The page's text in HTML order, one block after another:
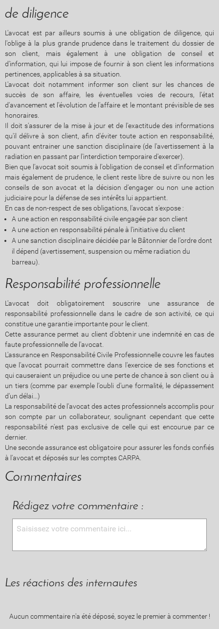
de diligence
L'avocat est par ailleurs soumis à une obligation de diligence, qui
l'oblige à la plus grande prudence dans le traitement du dossier de
son client, mais également à une obligation de conseil et
d'information, qui lui impose de fournir à son client les informations
pertinences, applicables à sa situation.
L'avocat doit notamment informer son client sur les chances de
succès de son affaire, les éventuelles voies de recours, l'état
d'avancement et l'évolution de l'affaire et le montant prévisible de ses
honoraires.
Il doit s'assurer de la mise à jour et de l'exactitude des informations
qu'il délivre à son client, afin d'éviter toute action en responsabilité,
pouvant entrainer une sanction disciplinaire (de l'avertissement à la
radiation en passant par l'interdiction temporaire d'exercer).
Bien que l'avocat soit soumis à l'obligation de conseil et d'information
mais également de prudence, le client reste libre de suivre ou non les
conseils de son avocat et la décision d'engager ou non une action
judiciaire pour la défense de ses intérêts lui appartient.
En cas de non-respect de ses obligations, l'avocat s'expose :
A une action en responsabilité civile engagée par son client
A une action en responsabilité pénale à l'initiative du client
A une sanction disciplinaire décidée par le Bâtonnier de l'ordre dont
il dépend (avertissement, suspension ou même radiation du
barreau).
Responsabilité professionnelle
L'avocat doit obligatoirement souscrire une assurance de
responsabilité professionnelle dans le cadre de son activité, ce qui
constitue une garantie importante pour le client.
Cette assurance permet au client d'obtenir une indemnité en cas de
faute professionnelle de l'avocat.
L'assurance en Responsabilité Civile Professionnelle couvre les fautes
que l'avocat pourrait commettre dans l'exercice de ses fonctions et
qui causeraient un préjudice ou une perte de chance à son client ou à
un tiers (comme par exemple l'oubli d'une formalité, le dépassement
d'un délai...)
La responsabilité de l'avocat des actes professionnels accomplis pour
son compte par un collaborateur, soulignant cependant que cette
responsabilité n'est pas exclusive de celle qui est encourue par ce
dernier.
Une seconde assurance est obligatoire pour assurer les fonds confiés
à l'avocat et déposés sur les comptes CARPA.
Commentaires
Rédigez votre commentaire :
Les réactions des internautes
Aucun commentaire n'a été déposé, soyez le premier à commenter !